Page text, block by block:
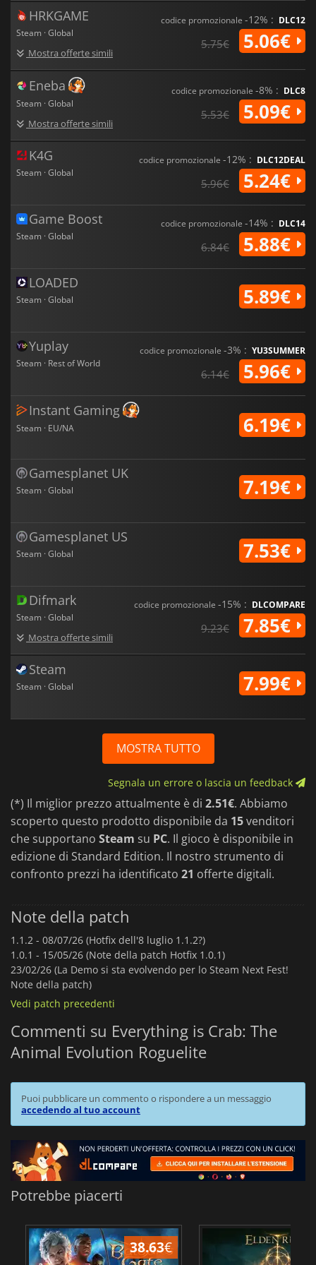
HRKGAME
Steam · Global
Mostra offerte simili
codice promozionale -12% : DLC12
5.75€ 5.06€
Eneba
Steam · Global
Mostra offerte simili
codice promozionale -8% : DLC8
5.53€ 5.09€
K4G
Steam · Global
codice promozionale -12% : DLC12DEAL
5.96€ 5.24€
Game Boost
Steam · Global
codice promozionale -14% : DLC14
6.84€ 5.88€
LOADED
Steam · Global 5.89€
Yuplay
Steam · Rest of World
codice promozionale -3% : YU3SUMMER
6.14€ 5.96€
Instant Gaming
Steam · EU/NA 6.19€
Gamesplanet UK
Steam · Global 7.19€
Gamesplanet US
Steam · Global 7.53€
Difmark
Steam · Global
Mostra offerte simili
codice promozionale -15% : DLCOMPARE
9.23€ 7.85€
Steam
Steam · Global 7.99€
MOSTRA TUTTO
Segnala un errore o lascia un feedback
(*) Il miglior prezzo attualmente è di 2.51€. Abbiamo
scoperto questo prodotto disponibile da 15venditori
che supportano Steam su PC. Il gioco è disponibile in
edizione di Standard Edition. Il nostro strumento di
confronto prezzi ha identificato 21 offerte digitali.
Note della patch
1.1.2 - 08/07/26 (Hotfix dell'8 luglio 1.1.2?)
1.0.1 - 15/05/26 (Note della patch Hotfix 1.0.1)
23/02/26 (La Demo si sta evolvendo per lo Steam Next Fest!
Note della patch)
Vedi patch precedenti
Commenti su Everything is Crab: The
Animal Evolution Roguelite
Puoi pubblicare un commento o rispondere a un messaggio
accedendo al tuo account
Potrebbe piacerti
38.63€